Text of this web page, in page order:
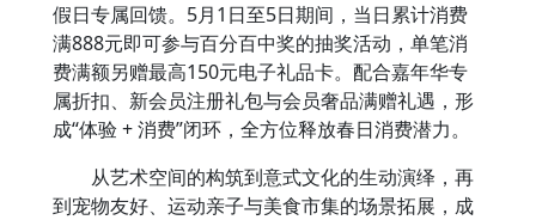
假日专属回馈。5月1日至5日期间，当日累计消费
满888元即可参与百分百中奖的抽奖活动，单笔消
费满额另赠最高150元电子礼品卡。配合嘉年华专
属折扣、新会员注册礼包与会员奢品满赠礼遇，形
成“体验 + 消费”闭环，全方位释放春日消费潜力。
从艺术空间的构筑到意式文化的生动演绎，再
到宠物友好、运动亲子与美食市集的场景拓展，成